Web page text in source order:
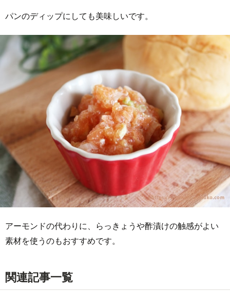
パンのディップにしても美味しいです。
アーモンドの代わりに、らっきょうや酢漬けの触感がよい
素材を使うのもおすすめです。
関連記事一覧